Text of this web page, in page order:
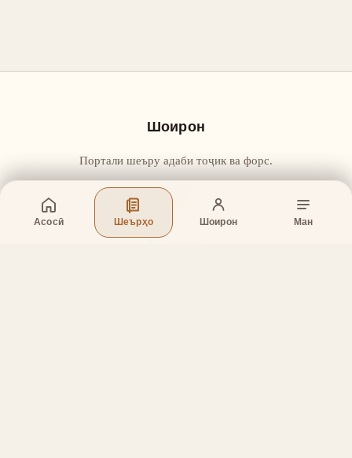
Асосӣ Шеърҳо Шоирон Ман
Шоирон
Портали шеъру адаби тоҷик ва форс.